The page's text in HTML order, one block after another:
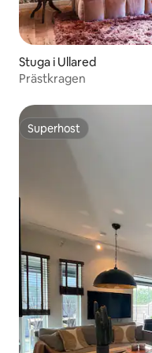
Stuga i Ullared
Prästkragen
Superhost
Superhost